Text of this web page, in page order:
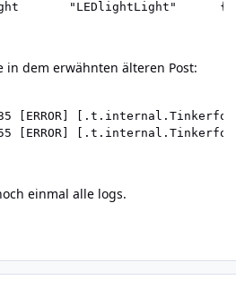
dem erwähnten älteren Post:
[ERROR]
einmal alle logs.